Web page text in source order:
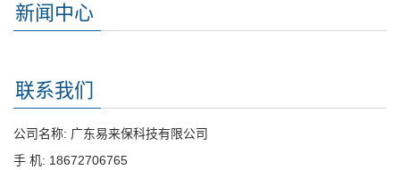
新闻中心
联系我们
公司名称: 广东易来保科技有限公司
手 机: 18672706765